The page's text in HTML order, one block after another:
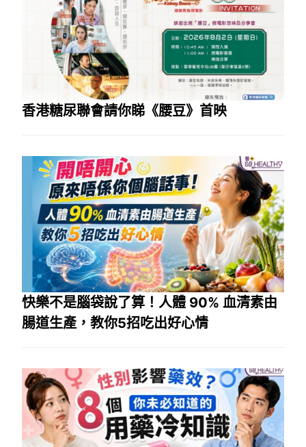
香港糖尿聯會請你睇《腰豆》首映
快樂不是腦袋說了算！人體 90% 血清素由
腸道生產，教你5招吃出好心情